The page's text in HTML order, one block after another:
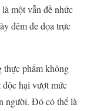
một vẫn đề nhức
đêm đe dọa trực
thực phẩm không
độc hại vượt mức
người. Đó có thể là